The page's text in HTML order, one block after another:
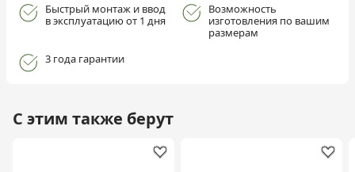
Быстрый монтаж и ввод
в эксплуатацию от 1 дня
Возможность
изготовления по вашим
размерам
3 года гарантии
С этим также берут